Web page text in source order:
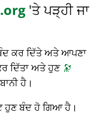
.org'ਤੇ ਪੜ੍ਹੀ ਜਾ
ਕਰ ਦਿੱਤੇ ਅਤੇ ਆਪਣਾ
ਦਿੱਤਾ ਅਤੇ ਹੁਣ 🔭
ਹੈ।
ਹੁਣ ਬੰਦ ਹੋ ਗਿਆ ਹੈ।